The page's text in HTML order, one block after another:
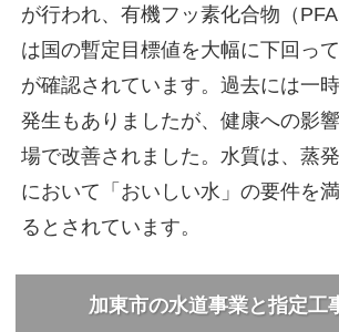
が行われ、有機フッ素化合物（
は国の暫定目標値を大幅に下回っ
が確認されています。過去には一
発生もありましたが、健康への影
場で改善されました。水質は、蒸
において「おいしい水」の要件を
るとされています。
加東市の水道事業と指定工